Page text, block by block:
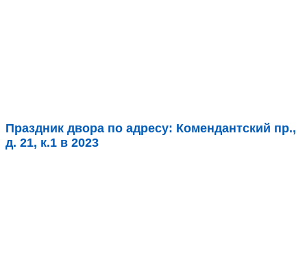
Праздник двора по адресу: Комендантский пр.,
д. 21, к.1 в 2023